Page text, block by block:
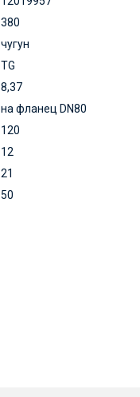
380
чугун
TG
8,37
на фланец DN80
120
12
21
50